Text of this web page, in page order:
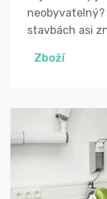
stavbách asi
Zboží